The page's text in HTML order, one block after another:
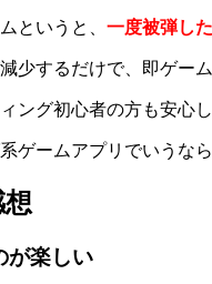
というと、 一度被弾し
少するだけで、 即ゲー
ング初心者の方も安心
ゲームアプリでいうな
が楽しい